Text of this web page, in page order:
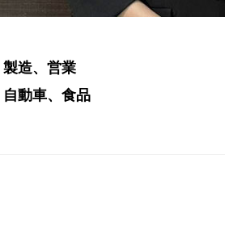
製造、営業
自動車、食品